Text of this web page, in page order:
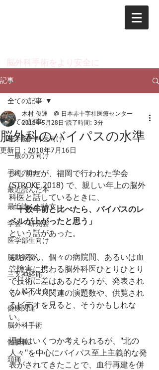
​脳外科手術をより安全に
記事
全ての記事
若手脳外科医向け
一般の方向け
手術のtips
最近読んだ本
最近読んだ論文
学会・研究会
医学部生向け
脳動脈瘤
三叉神経痛
くも膜下出血
健康関連
脳外科手術
髄膜腫
頭痛
全ての記事
脳外科のバイパスの水準
木村 俊運 @ 日本赤十字社医療センター
2018年5月28日 読了時間: 3分
更新日： 2018年7月16日
少し前だが、福岡で行われた学会
(STROKE 2018) で、親しい年上の脳外
科医と話しているときに、
「十数年前と比べたら、バイパスのレ
ベルが上がったと思う」
という話があった。
もちろん、個々の病院間、あるいは血
管障害に携わる脳外科医ひとりひとり
で技術に差はあるだろうが、発表され
るバイパス関連の演題数や、供覧され
るビデオを見ると、そうかもしれな
い。
理由はいくつか考えられるが、"北の
人々"を中心にバイパス至上主義的な発
表がされてきたことで、血行再建を併